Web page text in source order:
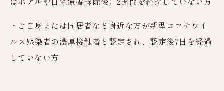
・ご自身または同居者など身近な方が新型コロナウイ
ルス感染者の濃厚接触者と認定され、認定後7日を経過
していない方